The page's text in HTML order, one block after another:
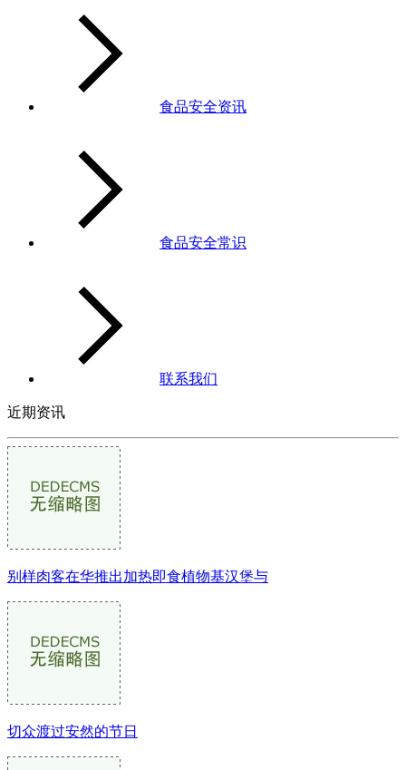
食品安全资讯
食品安全常识
联系我们
近期资讯
别样肉客在华推出加热即食植物基汉堡与
切众渡过安然的节日